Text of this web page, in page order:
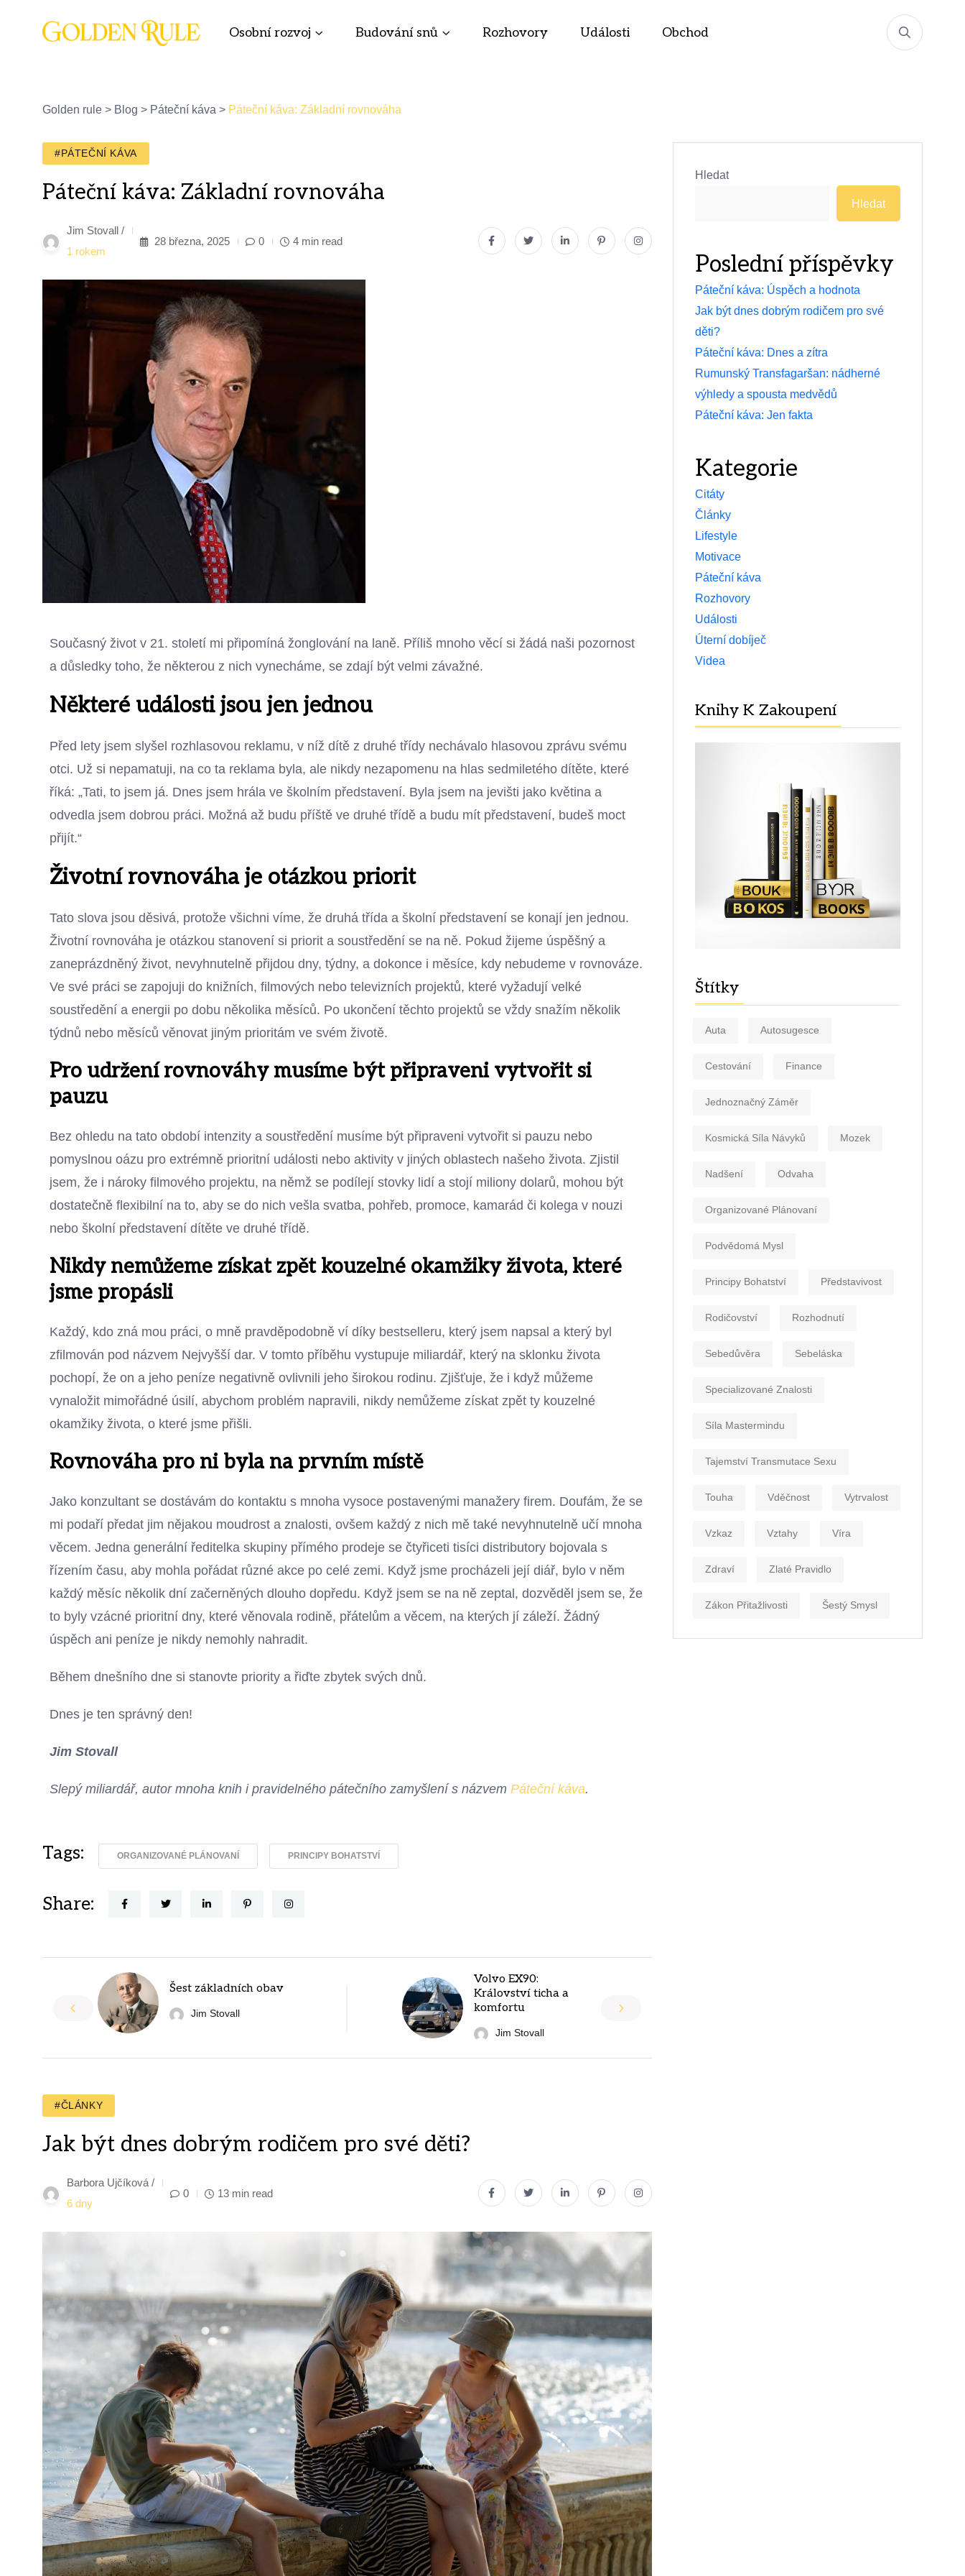
Osobní rozvoj Budování snů Rozhovory Události Obchod
Golden rule > Blog > Páteční káva > Páteční káva: Základní rovnováha
#PÁTEČNÍ KÁVA
Páteční káva: Základní rovnováha
Jim Stovall /
1 rokem
28 března, 2025 0 4 min read
Současný život v 21. století mi připomíná žonglování na laně. Příliš mnoho věcí si žádá naši pozornost
a důsledky toho, že některou z nich vynecháme, se zdají být velmi závažné.
Některé události jsou jen jednou
Před lety jsem slyšel rozhlasovou reklamu, v níž dítě z druhé třídy nechávalo hlasovou zprávu svému
otci. Už si nepamatuji, na co ta reklama byla, ale nikdy nezapomenu na hlas sedmiletého dítěte, které
říká: „Tati, to jsem já. Dnes jsem hrála ve školním představení. Byla jsem na jevišti jako květina a
odvedla jsem dobrou práci. Možná až budu příště ve druhé třídě a budu mít představení, budeš moct
přijít.“
Životní rovnováha je otázkou priorit
Tato slova jsou děsivá, protože všichni víme, že druhá třída a školní představení se konají jen jednou.
Životní rovnováha je otázkou stanovení si priorit a soustředění se na ně. Pokud žijeme úspěšný a
zaneprázdněný život, nevyhnutelně přijdou dny, týdny, a dokonce i měsíce, kdy nebudeme v rovnováze.
Ve své práci se zapojuji do knižních, filmových nebo televizních projektů, které vyžadují velké
soustředění a energii po dobu několika měsíců. Po ukončení těchto projektů se vždy snažím několik
týdnů nebo měsíců věnovat jiným prioritám ve svém životě.
Pro udržení rovnováhy musíme být připraveni vytvořit si
pauzu
Bez ohledu na tato období intenzity a soustředění musíme být připraveni vytvořit si pauzu nebo
pomyslnou oázu pro extrémně prioritní události nebo aktivity v jiných oblastech našeho života. Zjistil
jsem, že i nároky filmového projektu, na němž se podílejí stovky lidí a stojí miliony dolarů, mohou být
dostatečně flexibilní na to, aby se do nich vešla svatba, pohřeb, promoce, kamarád či kolega v nouzi
nebo školní představení dítěte ve druhé třídě.
Nikdy nemůžeme získat zpět kouzelné okamžiky života, které
jsme propásli
Každý, kdo zná mou práci, o mně pravděpodobně ví díky bestselleru, který jsem napsal a který byl
zfilmován pod názvem Nejvyšší dar. V tomto příběhu vystupuje miliardář, který na sklonku života
pochopí, že on a jeho peníze negativně ovlivnili jeho širokou rodinu. Zjišťuje, že i když můžeme
vynaložit mimořádné úsilí, abychom problém napravili, nikdy nemůžeme získat zpět ty kouzelné
okamžiky života, o které jsme přišli.
Rovnováha pro ni byla na prvním místě
Jako konzultant se dostávám do kontaktu s mnoha vysoce postavenými manažery firem. Doufám, že se
mi podaří předat jim nějakou moudrost a znalosti, ovšem každý z nich mě také nevyhnutelně učí mnoha
věcem. Jedna generální ředitelka skupiny přímého prodeje se čtyřiceti tisíci distributory bojovala s
řízením času, aby mohla pořádat různé akce po celé zemi. Když jsme procházeli její diář, bylo v něm
každý měsíc několik dní začerněných dlouho dopředu. Když jsem se na ně zeptal, dozvěděl jsem se, že
to byly vzácné prioritní dny, které věnovala rodině, přátelům a věcem, na kterých jí záleží. Žádný
úspěch ani peníze je nikdy nemohly nahradit.
Během dnešního dne si stanovte priority a řiďte zbytek svých dnů.
Dnes je ten správný den!
Jim Stovall
Slepý miliardář, autor mnoha knih i pravidelného pátečního zamyšlení s názvem Páteční káva.
Tags: ORGANIZOVANÉ PLÁNOVANÍ PRINCIPY BOHATSTVÍ
Share:
Šest základních obav
Jim Stovall
Volvo EX90:
Království ticha a
komfortu
Jim Stovall
#ČLÁNKY
Jak být dnes dobrým rodičem pro své děti?
Barbora Ujčíková /
6 dny
0 13 min read
Hledat
Hledat
Poslední příspěvky
Páteční káva: Úspěch a hodnota
Jak být dnes dobrým rodičem pro své
děti?
Páteční káva: Dnes a zítra
Rumunský Transfagaršan: nádherné
výhledy a spousta medvědů
Páteční káva: Jen fakta
Kategorie
Citáty
Články
Lifestyle
Motivace
Páteční káva
Rozhovory
Události
Úterní dobíječ
Videa
Knihy K Zakoupení
Štítky
Auta Autosugesce
Cestování Finance
Jednoznačný Záměr
Kosmická Síla Návyků Mozek
Nadšení Odvaha
Organizované Plánovaní
Podvědomá Mysl
Principy Bohatství Představivost
Rodičovství Rozhodnutí
Sebedůvěra Sebeláska
Specializované Znalosti
Síla Mastermindu
Tajemství Transmutace Sexu
Touha Vděčnost Vytrvalost
Vzkaz Vztahy Víra
Zdraví Zlaté Pravidlo
Zákon Přitažlivosti Šestý Smysl